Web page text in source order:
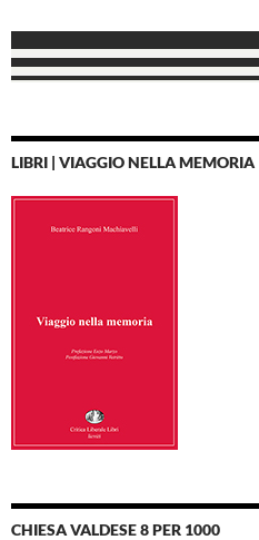
LIBRI | VIAGGIO NELLA MEMORIA
CHIESA VALDESE 8 PER 1000